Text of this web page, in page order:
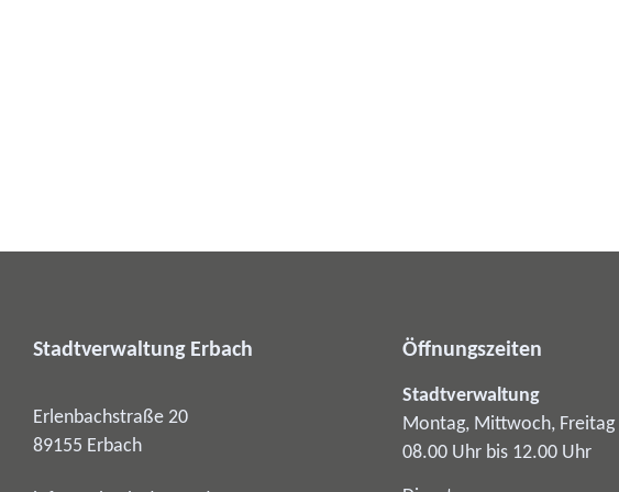
Stadtverwaltung Erbach
Erlenbachstraße 20
89155 Erbach
Öffnungszeiten
Stadtverwaltung
Montag, Mittwoch, Freitag
08.00 Uhr bis 12.00 Uhr